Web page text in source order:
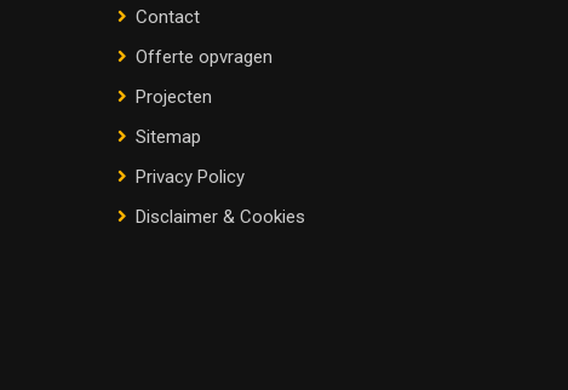
Contact
Offerte opvragen
Projecten
Sitemap
Privacy Policy
Disclaimer & Cookies